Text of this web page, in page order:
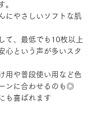
。
にやさしいソフトな肌
て、最低でも10枚以上
心という声が多いスタ
用や普段使い用など色
ンに合わせるのも◎
も喜ばれます